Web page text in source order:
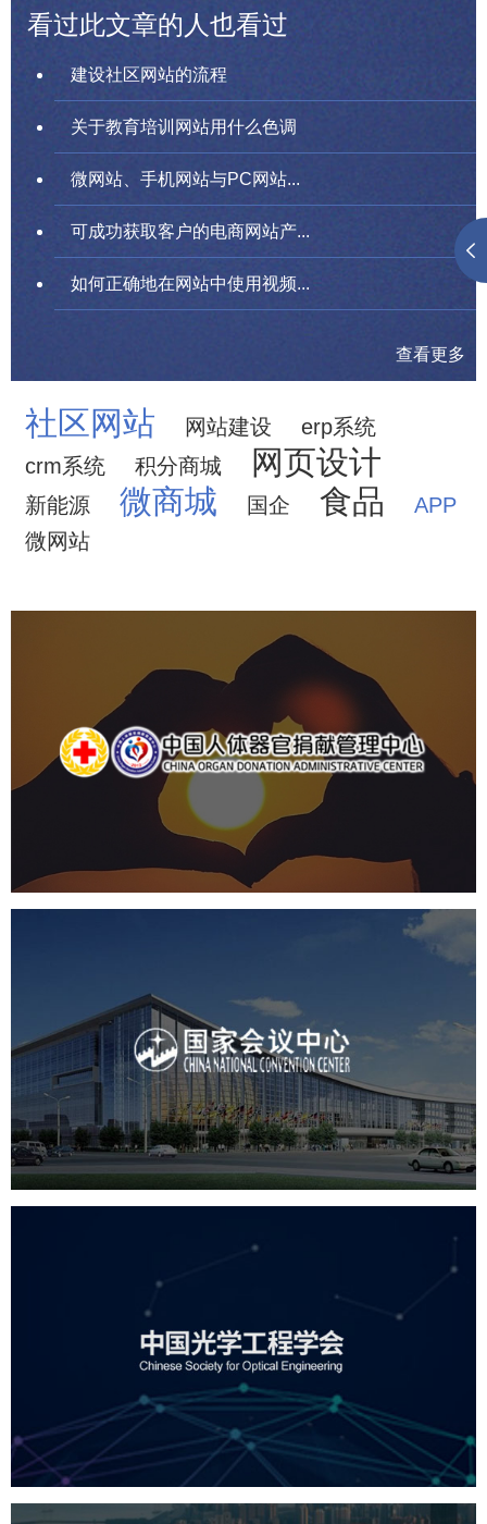
看过此文章的人也看过
建设社区网站的流程
关于教育培训网站用什么色调
微网站、手机网站与PC网站...
可成功获取客户的电商网站产...
如何正确地在网站中使用视频...
查看更多
社区网站 网站建设
erp系统
crm系统
积分商城 网页设计
新能源 微商城 国企 食品
APP
微网站
中国人体器官捐献管理中心
国企 品牌官网 网站建设
国家会议中心
专业服务 网站建设 网站设计
中国光学工程学会
机构组织 国企 品牌官网 网站建设 网站设计